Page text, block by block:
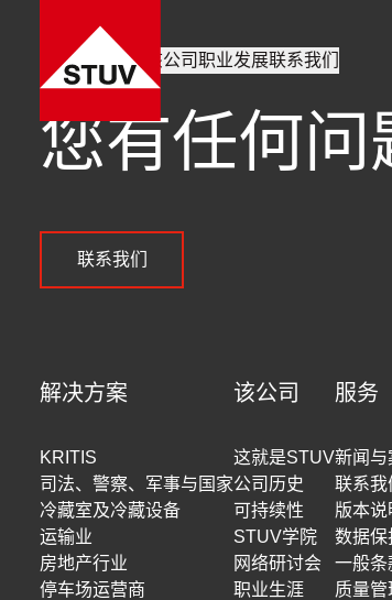
业务领域 产品 该公司职业发展联系我们
您有任何
联系我们
解决方案
KRITIS
司法、警察、军事与国家
冷藏室及冷藏设备
运输业
房地产行业
停车场运营商
该公司
这就是STUV
公司历史
可持续性
STUV学院
网络研讨会
职业生涯
服务
新闻与
联系我
版本说
数据保
一般条
质量管